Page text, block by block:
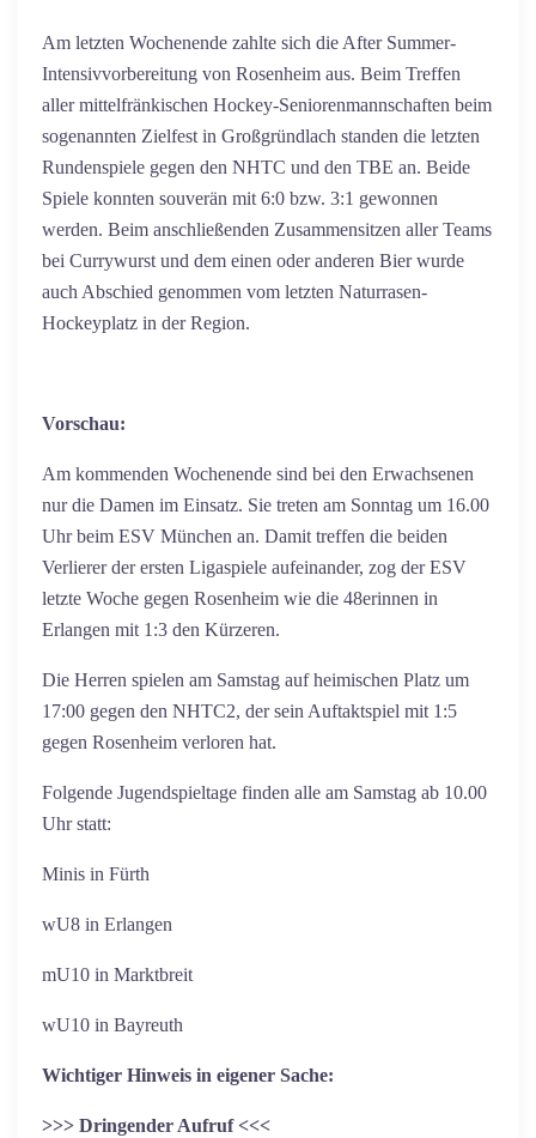
Am letzten Wochenende zahlte sich die After Summer-
Intensivvorbereitung von Rosenheim aus. Beim Treffen
aller mittelfränkischen Hockey-Seniorenmannschaften beim
sogenannten Zielfest in Großgründlach standen die letzten
Rundenspiele gegen den NHTC und den TBE an. Beide
Spiele konnten souverän mit 6:0 bzw. 3:1 gewonnen
werden. Beim anschließenden Zusammensitzen aller Teams
bei Currywurst und dem einen oder anderen Bier wurde
auch Abschied genommen vom letzten Naturrasen-
Hockeyplatz in der Region.
Vorschau:
Am kommenden Wochenende sind bei den Erwachsenen
nur die Damen im Einsatz. Sie treten am Sonntag um 16.00
Uhr beim ESV München an. Damit treffen die beiden
Verlierer der ersten Ligaspiele aufeinander, zog der ESV
letzte Woche gegen Rosenheim wie die 48erinnen in
Erlangen mit 1:3 den Kürzeren.
Die Herren spielen am Samstag auf heimischen Platz um
17:00 gegen den NHTC2, der sein Auftaktspiel mit 1:5
gegen Rosenheim verloren hat.
Folgende Jugendspieltage finden alle am Samstag ab 10.00
Uhr statt:
Minis in Fürth
wU8 in Erlangen
mU10 in Marktbreit
wU10 in Bayreuth
Wichtiger Hinweis in eigener Sache:
>>> Dringender Aufruf <<<